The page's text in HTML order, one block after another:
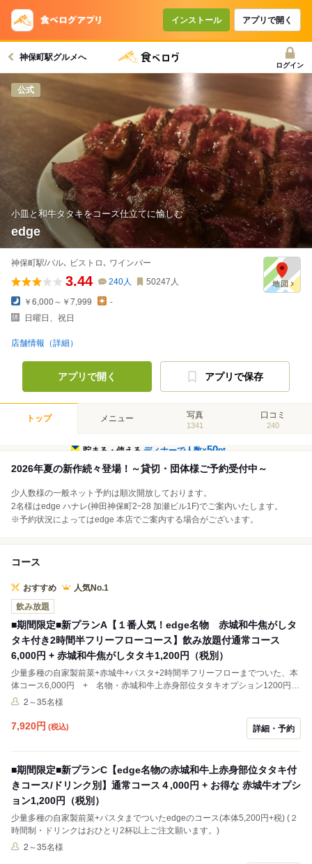
インストール アプリで開く
神保町駅グルメへ
ログイン
公式
小皿と和牛タタキをコース仕立てに愉しむ
edge
神保町駅/バル､ ビストロ､ ワインバー
3.44 240人 50247 人
￥6,000～￥7,999
-
日曜日、祝日
店舗情報（詳細）
アプリで開く アプリで保存
トップ メニュー 写真
1341
口コミ
240
貯まる・使えるディナーで人数×50pt
2026年夏の新作続々登場！～貸切・団体様ご予約受付中～
少人数様の一般ネット予約は順次開放しております。
2名様はedge ハナレ(神田神保町2ｰ28 加瀬ビル1F)でご案内いたします。
※予約状況によってはedge 本店でご案内する場合がございます。
コース
おすすめ
人気No.1
飲み放題
■期間限定■新プランA【１番人気！edge名物 赤城和牛焦がしタ
タキ付き2時間半フリーフローコース】飲み放題付通常コース
6,000円 + 赤城和牛焦がしタタキ1,200円（税別）
少量多種の自家製前菜+赤城牛+パスタ+2時間半フリーフローまでついた、本
体コース6,000円 + 名物・赤城和牛上赤身部位タタキオプション1200円
+税2～35名様
7,920円 (税込) 詳細・予約
■期間限定■新プランC【edge名物の赤城和牛上赤身部位タタキ付
きコース/ドリンク別】通常コース４,000円 + お得な 赤城牛オプシ
ョン1,200円（税別）
少量多種の自家製前菜+パスタまでついたedgeのコース(本体5,200円+税) (２
時間制・ドリンクはおひとり2杯以上ご注文願います。)
2～35名様